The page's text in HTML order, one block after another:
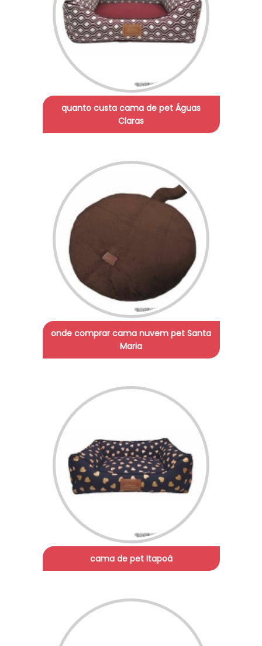
quanto custa cama de pet Águas
Claras
onde comprar cama nuvem pet Santa
Maria
cama de pet Itapoã